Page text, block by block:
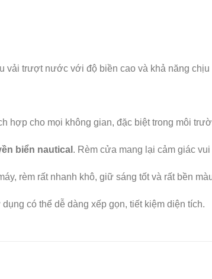
trượt nước với độ biền cao và khả năng chịu
hợp cho mọi không gian, đặc biệt trong môi
biển nautical . Rèm cửa mang lại cảm giác
rèm rất nhanh khô, giữ sáng tốt và rất bền
có thể dễ dàng xếp gọn, tiết kiệm diện tích.